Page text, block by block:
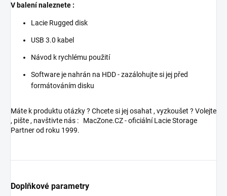
V balení naleznete :
Lacie Rugged disk
USB 3.0 kabel
Návod k rychlému použití
Software je nahrán na HDD - zazálohujte si jej před
formátováním disku
Máte k produktu otázky ? Chcete si jej osahat , vyzkoušet ? Volejte
, pište , navštivte nás : MacZone.CZ - oficiální Lacie Storage
Partner od roku 1999.
Doplňkové parametry